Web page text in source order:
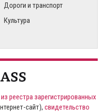
Дороги и транспорт
Культура
реестра зарегистрированных
сайт), свидетельство